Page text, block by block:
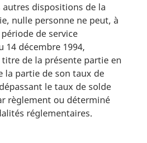
autres dispositions de la
nulle personne ne peut, à
période de service
14 décembre 1994,
de la présente partie en
la partie de son taux de
le taux de solde
règlement ou déterminé
réglementaires.